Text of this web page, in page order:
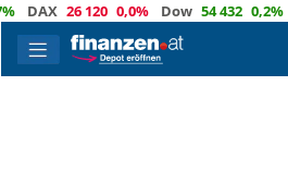
26 120 0,0% Dow 54 432 0,2%